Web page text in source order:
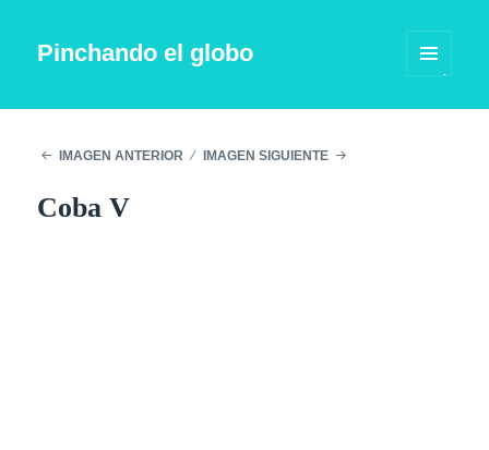
Pinchando el globo
WIDGETS
IMAGEN ANTERIOR IMAGEN SIGUIENTE
Coba V